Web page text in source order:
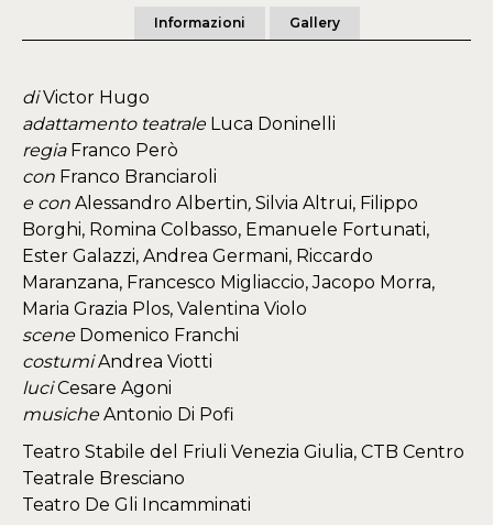
Informazioni Gallery
diVictor Hugo
adattamento teatraleLuca Doninelli
regiaFranco Però
con Franco Branciaroli
e con Alessandro Albertin, Silvia Altrui, Filippo
Borghi, Romina Colbasso, Emanuele Fortunati,
Ester Galazzi, Andrea Germani, Riccardo
Maranzana, Francesco Migliaccio, Jacopo Morra,
Maria Grazia Plos, Valentina Violo
sceneDomenico Franchi
costumiAndrea Viotti
luciCesare Agoni
musicheAntonio Di Pofi
Teatro Stabile del Friuli Venezia Giulia, CTB Centro
Teatrale Bresciano
​Teatro De Gli Incamminati